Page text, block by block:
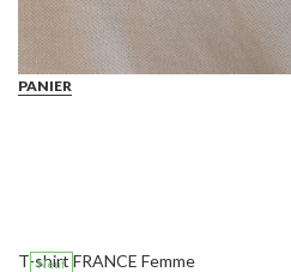
PANIER
T-shirt FRANCE Femme
Neuf